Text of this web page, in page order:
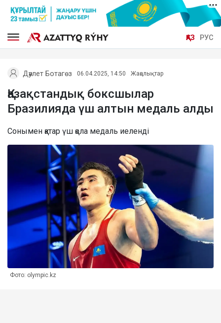
ҚАЗ РУС
Дәулет Ботагөз 06.04.2025, 14:50 Жаңалықтар
Қазақстандық боксшылар
Бразилияда үш алтын медаль алды
Сонымен қатар үш қола медаль иеленді
Фото: olympic.kz